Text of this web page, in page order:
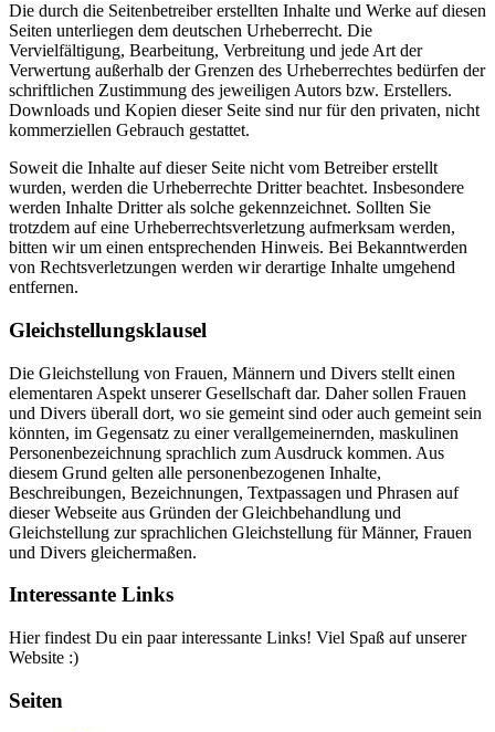
Die durch die Seitenbetreiber erstellten Inhalte und Werke auf diesen
Seiten unterliegen dem deutschen Urheberrecht. Die
Vervielfältigung, Bearbeitung, Verbreitung und jede Art der
Verwertung außerhalb der Grenzen des Urheberrechtes bedürfen der
schriftlichen Zustimmung des jeweiligen Autors bzw. Erstellers.
Downloads und Kopien dieser Seite sind nur für den privaten, nicht
kommerziellen Gebrauch gestattet.
Soweit die Inhalte auf dieser Seite nicht vom Betreiber erstellt
wurden, werden die Urheberrechte Dritter beachtet. Insbesondere
werden Inhalte Dritter als solche gekennzeichnet. Sollten Sie
trotzdem auf eine Urheberrechtsverletzung aufmerksam werden,
bitten wir um einen entsprechenden Hinweis. Bei Bekanntwerden
von Rechtsverletzungen werden wir derartige Inhalte umgehend
entfernen.
Gleichstellungsklausel
Die Gleichstellung von Frauen, Männern und Divers stellt einen
elementaren Aspekt unserer Gesellschaft dar. Daher sollen Frauen
und Divers überall dort, wo sie gemeint sind oder auch gemeint sein
könnten, im Gegensatz zu einer verallgemeinernden, maskulinen
Personenbezeichnung sprachlich zum Ausdruck kommen. Aus
diesem Grund gelten alle personenbezogenen Inhalte,
Beschreibungen, Bezeichnungen, Textpassagen und Phrasen auf
dieser Webseite aus Gründen der Gleichbehandlung und
Gleichstellung zur sprachlichen Gleichstellung für Männer, Frauen
und Divers gleichermaßen.
Interessante Links
Hier findest Du ein paar interessante Links! Viel Spaß auf unserer
Website :)
Seiten